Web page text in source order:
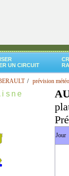
UN CIRCUIT
prévision
Jour